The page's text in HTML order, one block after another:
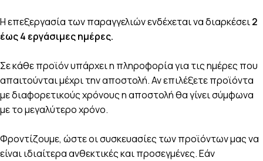
Η επεξεργασία των παραγγελιών ενδέχεται να διαρκέσει2
έως 4 εργάσιμες ημέρες.
Σε κάθε προϊόν υπάρχει η πληροφορία για τις ημέρες που
απαιτούνται μέχρι την αποστολή. Αν επιλέξετε προϊόντα
με διαφορετικούς χρόνους η αποστολή θα γίνει σύμφωνα
με το μεγαλύτερο χρόνο.
Φροντίζουμε, ώστε οι συσκευασίες των προϊόντων μας να
είναι ιδιαίτερα ανθεκτικές και προσεγμένες. Εάν